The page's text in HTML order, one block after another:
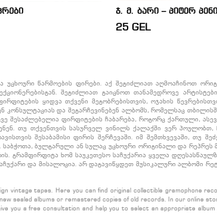
ჯ. მ. ბარი – პიტერ
25 GEL
წარმოების ფირები. აქ შეგიძლიათ აღმოაჩინოთ
შეგიძლიათ გაიცნოთ თანამედროვე
ყიდვა თქვენი მეგობრებისთვის, ოჯახის
კონსულტაციას და შეგარჩევინებენ ალბომს, რომელსაც
შესაძლებელია ფირფიტების ჩაბარება, როგორც ქართული,
თუ თქვენთვის სასურველ ვინილს ქალაქში ვერ პოულობთ,
შესაბამისი ფირის შერჩევაში. იმ შემთხვევაში, თუ
ბულგარული ან სულაც უცხოური ორიგინალი და რეპრეს
გრამფირფიტა ხომ საუკეთესო საჩუქარია ყველა
და მისალოცია. არ დაგავიწყდეთ მუსიკალური ალბომი
vintage tapes. Here you can find original collectible gramophone
sealed albums or remastered copies of old records. In our online
you a free consultation and help you to select an appropriate